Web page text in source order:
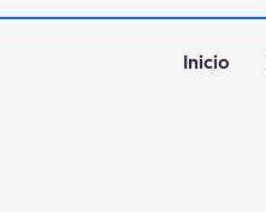
Inicio